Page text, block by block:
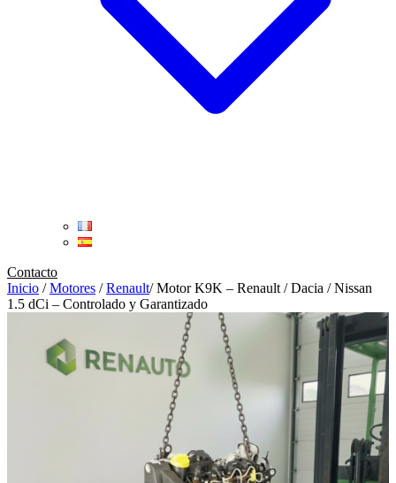
Contacto
Inicio / Motores / Renault/ Motor K9K – Renault / Dacia / Nissan
1.5 dCi – Controlado y Garantizado